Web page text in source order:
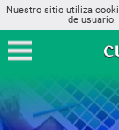
Nuestro sitio utiliza
de usuario.